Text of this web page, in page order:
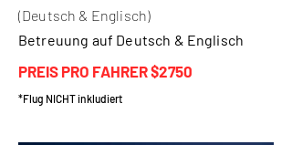
(Deutsch & Englisch)
Betreuung auf Deutsch & Englisch
PREIS PRO FAHRER $2750
*Flug NICHT inkludiert